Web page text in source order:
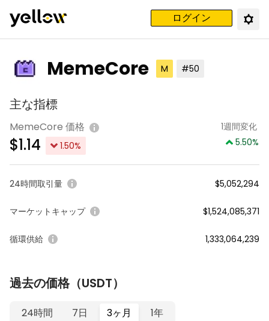
ログイン
MemeCore M #50
主な指標
MemeCore 価格
$1.14 1.50%
1週間変化
5.50%
24時間取引量 $5,052,294
マーケットキャップ $1,524,085,371
循環供給 1,333,064,239
過去の価格（USDT）
24時間 7日 3ヶ月 1年